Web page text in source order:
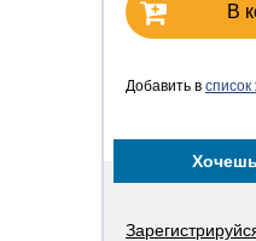
В
Добавить в